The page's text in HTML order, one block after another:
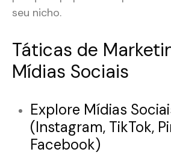
seu nicho.
Táticas de
Mídias Sociais
Explore Mídias
(Instagram, TikTok,
Facebook)